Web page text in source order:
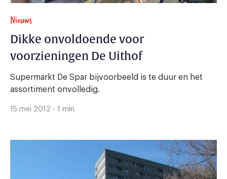
Nieuws
Dikke onvoldoende voor
voorzieningen De Uithof
Supermarkt De Spar bijvoorbeeld is te duur en het
assortiment onvolledig.
15 mei 2012 - 1 min.